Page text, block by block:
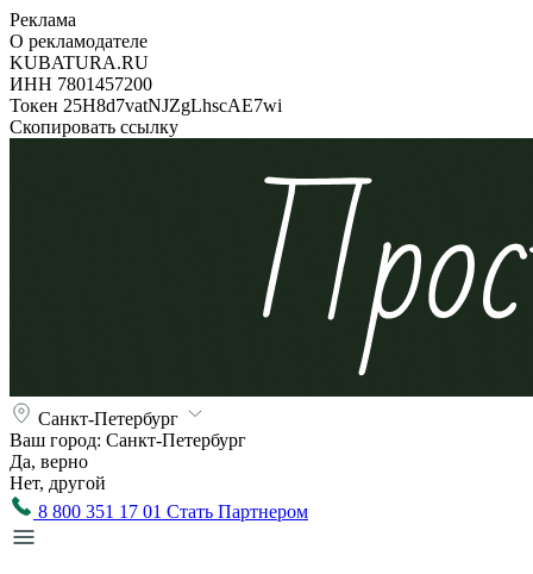
Реклама
О рекламодателе
KUBATURA.RU
ИНН 7801457200
Токен 25H8d7vatNJZgLhscAE7wi
Скопировать ссылку
Санкт-Петербург
Ваш город: Санкт-Петербург
Да, верно
Нет, другой
8 800 351 17 01 Стать Партнером